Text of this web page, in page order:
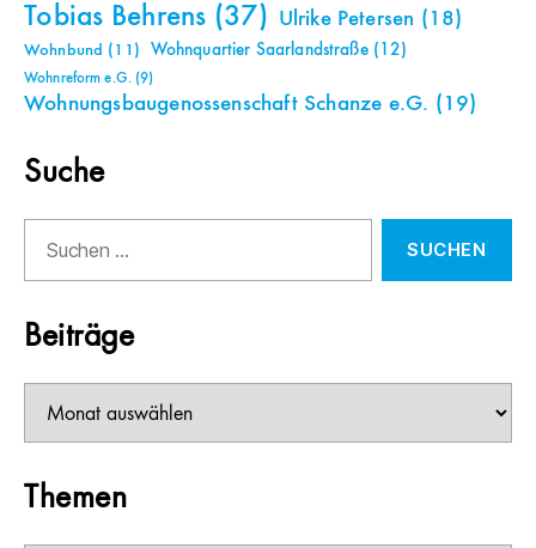
Tobias Behrens (37) Ulrike Petersen (18)
Wohnbund (11) Wohnquartier Saarlandstraße(12)
Wohnreform e.G.(9)
Wohnungsbaugenossenschaft Schanze e.G. (19)
Suche
nach:
Beiträge
Themen